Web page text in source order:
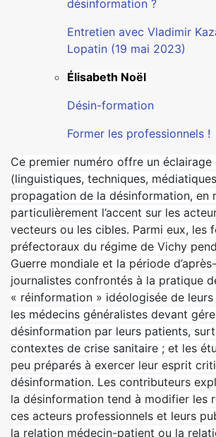
désinformation ?
Entretien avec Vladimir
Lopatin (19 mai 2023)
Élisabeth Noël
Désin-formation
Former les professionnels !
Ce premier numéro offre un
(linguistiques, techniques,
propagation de la désinformation, en
particulièrement l’accent sur les
vecteurs ou les cibles. Parmi eux, les
préfectoraux du régime de Vichy
Guerre mondiale et la période
journalistes confrontés à la pratique
« réinformation » idéologisée de
les médecins généralistes devant
désinformation par leurs patients,
contextes de crise sanitaire ; et les
peu préparés à exercer leur esprit
désinformation. Les contributeurs
la désinformation tend à modifier les
ces acteurs professionnels et leurs
la relation médecin-patient ou la